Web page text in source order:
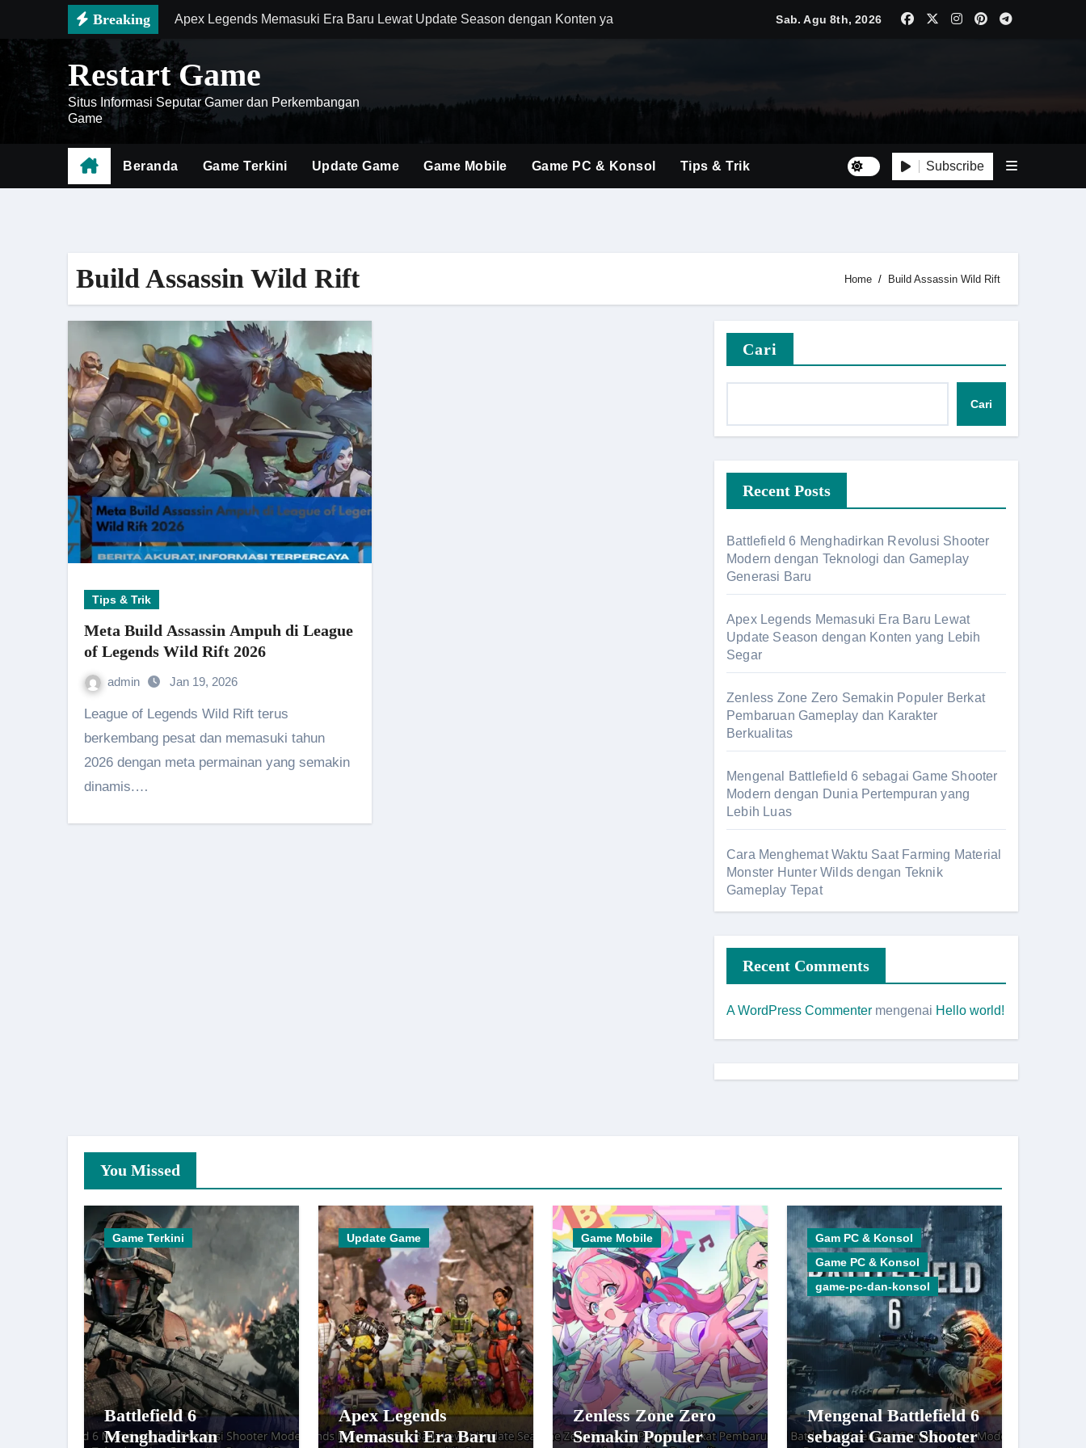
content
Breaking Apex Legends Memasuki Era Baru Lewat Update Season dengan Konten yang Lebih Segar
Zenless Zone Zero Semakin Populer Berkat Pembaruan Gameplay dan Karakter Berkualitas
Mengenal Battlefield 6 sebagai Game Shooter Modern dengan Dunia Pertempuran yang Lebih Luas
Cara Menghemat Waktu Saat Farming Material Monster Hunter Wilds dengan Teknik Gameplay Tepat
Cara Menguasai Meta Honor of Kings Terbaru untuk Mendominasi Setiap Pertandingan
Sab. Agu 8th, 2026
Restart Game
Situs Informasi Seputar Gamer dan Perkembangan
Game
Beranda Game Terkini Update Game Game Mobile Game PC & Konsol Tips & Trik Subscribe
Build Assassin Wild Rift Home Build Assassin Wild Rift
Tips & Trik
Meta Build Assassin Ampuh di League
of Legends Wild Rift 2026
admin Jan 19, 2026
League of Legends Wild Rift terus
berkembang pesat dan memasuki tahun
2026 dengan meta permainan yang semakin
dinamis.…
Cari
Cari
Recent Posts
Battlefield 6 Menghadirkan Revolusi Shooter
Modern dengan Teknologi dan Gameplay
Generasi Baru
Apex Legends Memasuki Era Baru Lewat
Update Season dengan Konten yang Lebih
Segar
Zenless Zone Zero Semakin Populer Berkat
Pembaruan Gameplay dan Karakter
Berkualitas
Mengenal Battlefield 6 sebagai Game Shooter
Modern dengan Dunia Pertempuran yang
Lebih Luas
Cara Menghemat Waktu Saat Farming Material
Monster Hunter Wilds dengan Teknik
Gameplay Tepat
Recent Comments
A WordPress Commenter mengenai Hello world!
You Missed
Game Terkini
Battlefield 6
Menghadirkan
Update Game
Apex Legends
Memasuki Era Baru
Game Mobile
Zenless Zone Zero
Semakin Populer
Gam PC & Konsol
Game PC & Konsol
game-pc-dan-konsol
Mengenal Battlefield 6
sebagai Game Shooter